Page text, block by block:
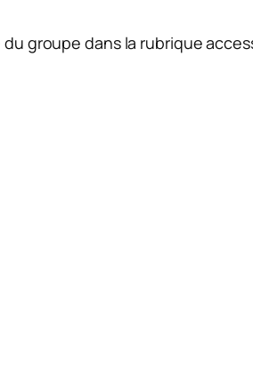
groupe dans la rubrique